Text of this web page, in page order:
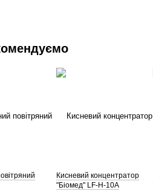
Кисневий концентратор
"Біомед" LF-H-10A